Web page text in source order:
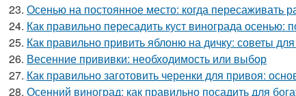
23. Осенью на постоянное место: когда пересаживать
24. Как правильно пересадить куст винограда осенью:
25. Как правильно привить яблоню на дичку: советы
26. Весенние прививки: необходимость или выбор
27. Как правильно заготовить черенки для привоя:
28. Осенний виноград: как правильно посадить для